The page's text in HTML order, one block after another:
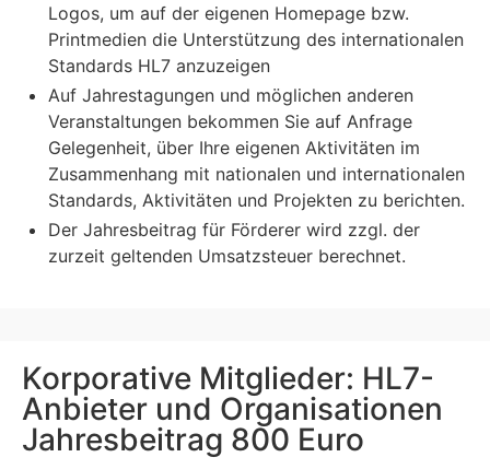
Logos, um auf der eigenen Homepage bzw.
Printmedien die Unterstützung des internationalen
Standards HL7 anzuzeigen
Auf Jahrestagungen und möglichen anderen
Veranstaltungen bekommen Sie auf Anfrage
Gelegenheit, über Ihre eigenen Aktivitäten im
Zusammenhang mit nationalen und internationalen
Standards, Aktivitäten und Projekten zu berichten.
Der Jahresbeitrag für Förderer wird zzgl. der
zurzeit geltenden Umsatzsteuer berechnet.
Korporative Mitglieder: HL7-
Anbieter und Organisationen
Jahresbeitrag 800 Euro